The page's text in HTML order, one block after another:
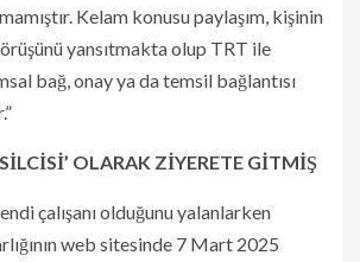
Kelam konusu paylaşım, kişinin
yansıtmakta olup TRT ile
bağ, onay ya da temsil bağlantısı
OLARAK ZİYERETE GİTMİŞ
çalışanı olduğunu yalanlarken
web sitesinde 7 Mart 2025